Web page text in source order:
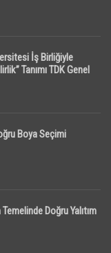
İş Birliğiyle
Tanımı TDK Genel
Boya Seçimi
Doğru Yalıtım